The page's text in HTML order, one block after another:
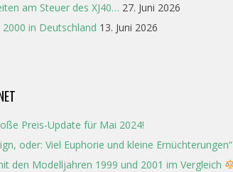
am Steuer des XJ40… 27. Juni 2026
in Deutschland 13. Juni 2026
Preis-Update für Mai 2024!
oder: Viel Euphorie und kleine Ernüchterungen“
den Modelljahren 1999 und 2001 im Vergleich